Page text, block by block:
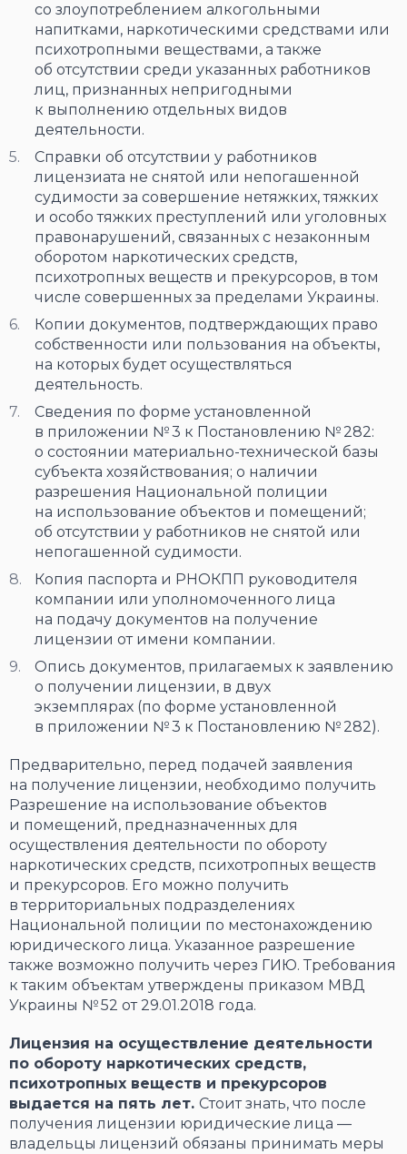
со злоупотреблением алкогольными
напитками, наркотическими средствами или
психотропными веществами, а также
об отсутствии среди указанных работников
лиц, признанных непригодными
к выполнению отдельных видов
деятельности.
Справки об отсутствии у работников
лицензиата не снятой или непогашенной
судимости за совершение нетяжких, тяжких
и особо тяжких преступлений или уголовных
правонарушений, связанных с незаконным
оборотом наркотических средств,
психотропных веществ и прекурсоров, в том
числе совершенных за пределами Украины.
Копии документов, подтверждающих право
собственности или пользования на объекты,
на которых будет осуществляться
деятельность.
Сведения по форме установленной
в приложении № 3 к Постановлению № 282:
о состоянии материально-технической базы
субъекта хозяйствования; о наличии
разрешения Национальной полиции
на использование объектов и помещений;
об отсутствии у работников не снятой или
непогашенной судимости.
Копия паспорта и РНОКПП руководителя
компании или уполномоченного лица
на подачу документов на получение
лицензии от имени компании.
Опись документов, прилагаемых к заявлению
о получении лицензии, в двух
экземплярах (по форме установленной
в приложении № 3 к Постановлению № 282).
Предварительно, перед подачей заявления
на получение лицензии, необходимо получить
Разрешение на использование объектов
и помещений, предназначенных для
осуществления деятельности по обороту
наркотических средств, психотропных веществ
и прекурсоров. Его можно получить
в территориальных подразделениях
Национальной полиции по местонахождению
юридического лица. Указанное разрешение
также возможно получить через ГИЮ. Требования
к таким объектам утверждены приказом МВД
Украины № 52 от 29.01.2018 года.
Лицензия на осуществление деятельности
по обороту наркотических средств,
психотропных веществ и прекурсоров
выдается на пять лет. Стоит знать, что после
получения лицензии юридические лица —
владельцы лицензий обязаны принимать меры